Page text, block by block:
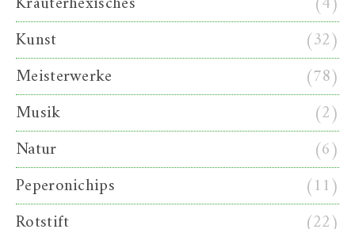
Kunst
(32)
Meisterwerke
(78)
Musik
(2)
Natur
(6)
Peperonichips
(11)
Rotstift
(22)